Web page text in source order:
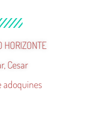
HORIZONTE
Cesar
adoquines